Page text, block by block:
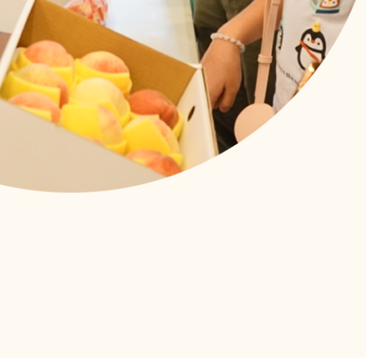
了第二次！來自印尼、越南、菲律賓的外籍看護們帶著上一次